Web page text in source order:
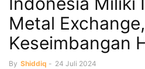
Metal Exchange,
Keseimbangan
By Shiddiq - 24 Juli 2024